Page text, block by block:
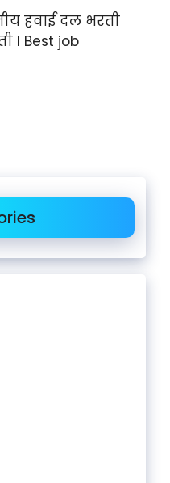
हवाई दल भरती
I Best job